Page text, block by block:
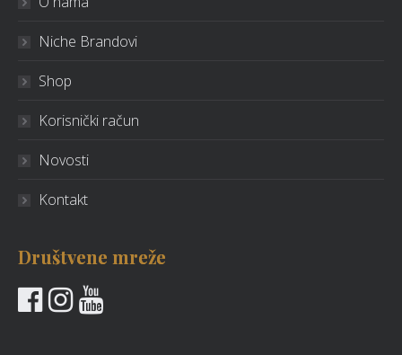
Niche Brandovi
Shop
Korisnički račun
Novosti
Kontakt
Društvene mreže